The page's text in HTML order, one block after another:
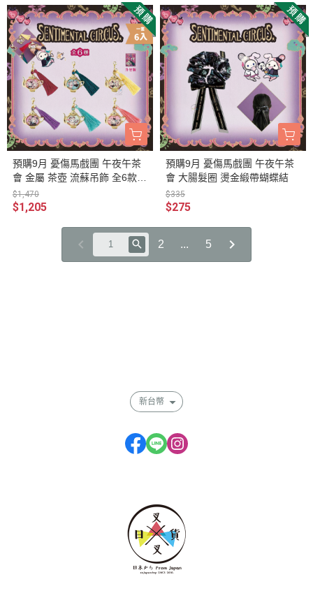
預購9月 憂傷馬戲團 午夜午茶
會 金屬 茶壺 流蘇吊飾 全6款
一套6入
$1,470
$1,205
預購9月 憂傷馬戲團 午夜午茶
會 大腸髮圈 燙金緞帶蝴蝶結
$335
$275
2 ... 5
新台幣